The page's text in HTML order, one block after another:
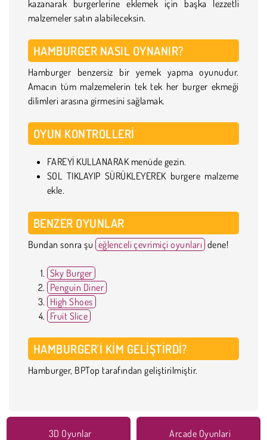
kazanarak burgerlerine eklemek için başka lezzetli
malzemeler satın alabileceksin.
HAMBURGER NASIL OYNANIR?
Hamburger benzersiz bir yemek yapma oyunudur.
Amacın tüm malzemelerin tek tek her burger ekmeği
dilimleri arasına girmesini sağlamak.
OYUN KONTROLLERI
FAREYİ KULLANARAK menüde gezin.
SOL TIKLAYIP SÜRÜKLEYEREK burgere malzeme
ekle.
BENZER OYUNLAR
Bundan sonra şu eğlenceli çevrimiçi oyunları dene!
Sky Burger
Penguin Diner
High Shoes
Fruit Slice
HAMBURGER'I KIM GELIŞTIRDI?
Hamburger, BPTop tarafından geliştirilmiştir.
3D Oyunlar Arcade Oyunlari